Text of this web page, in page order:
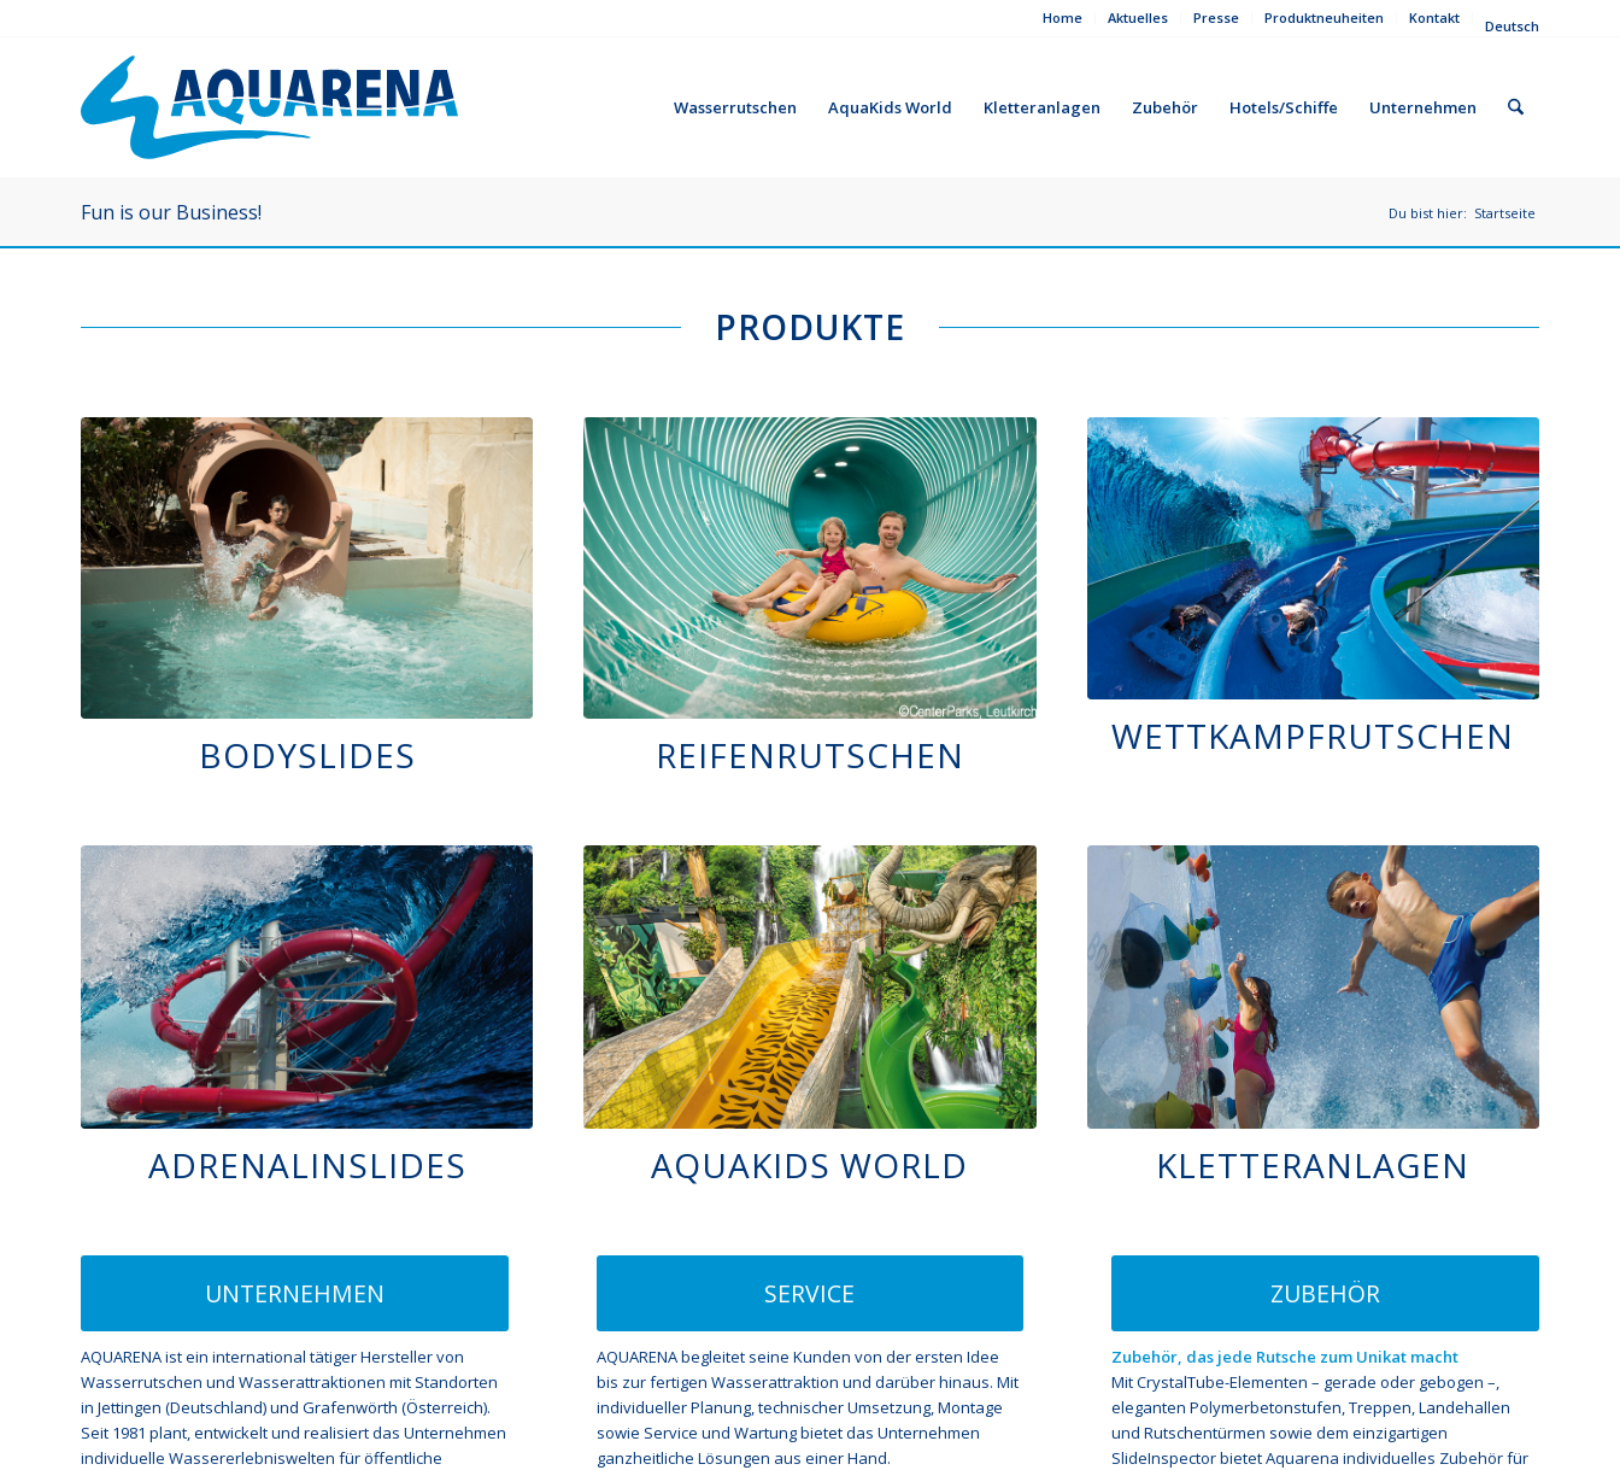
Home Aktuelles Presse Produktneuheiten Kontakt Deutsch
Wasserrutschen AquaKids World Kletteranlagen Zubehör Hotels/Schiffe Unternehmen
Fun is our Business! Du bist hier: Startseite
PRODUKTE
BODYSLIDES REIFENRUTSCHEN WETTKAMPFRUTSCHEN
ADRENALINSLIDES AQUAKIDS WORLD KLETTERANLAGEN
UNTERNEHMEN
AQUARENA ist ein international tätiger Hersteller von
Wasserrutschen und Wasserattraktionen mit Standorten
in Jettingen (Deutschland) und Grafenwörth (Österreich).
Seit 1981 plant, entwickelt und realisiert das Unternehmen
individuelle Wassererlebniswelten für öffentliche
SERVICE
AQUARENA begleitet seine Kunden von der ersten Idee
bis zur fertigen Wasserattraktion und darüber hinaus. Mit
individueller Planung, technischer Umsetzung, Montage
sowie Service und Wartung bietet das Unternehmen
ganzheitliche Lösungen aus einer Hand.
ZUBEHÖR
Zubehör, das jede Rutsche zum Unikat macht
Mit CrystalTube-Elementen – gerade oder gebogen –,
eleganten Polymerbetonstufen, Treppen, Landehallen
und Rutschentürmen sowie dem einzigartigen
SlideInspector bietet Aquarena individuelles Zubehör für